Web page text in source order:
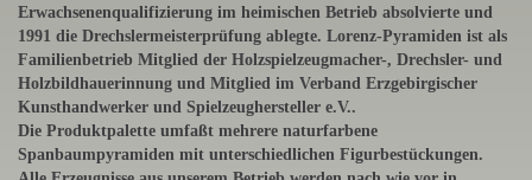
Erwachsenenqualifizierung im heimischen Betrieb absolvierte und
1991 die Drechslermeisterprüfung ablegte. Lorenz-Pyramiden ist als
Familienbetrieb Mitglied der Holzspielzeugmacher-, Drechsler- und
Holzbildhauerinnung und Mitglied im Verband Erzgebirgischer
Kunsthandwerker und Spielzeughersteller e.V..
Die Produktpalette umfaßt mehrere naturfarbene
Spanbaumpyramiden mit unterschiedlichen Figurbestückungen.